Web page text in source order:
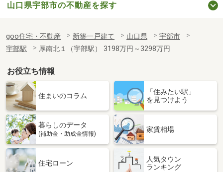
山口県宇部市の不動産を探す
goo住宅・不動産 新築一戸建て 山口県
宇部市
宇部駅
厚南北１（宇部駅） 3198万円～3298万円
お役立ち情報
住まいのコラム
「住みたい駅」
を見つけよう
暮らしのデータ
(補助金・助成金情報)
家賃相場
住宅ローン
人気タウン
ランキング